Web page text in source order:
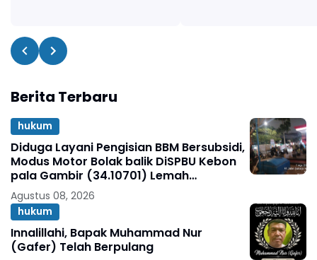
Berita Terbaru
hukum
Diduga Layani Pengisian BBM Bersubsidi,
Modus Motor Bolak balik DiSPBU Kebon
pala Gambir (34.10701) Lemah
Pengawasan.
Agustus 08, 2026
hukum
Innalillahi, Bapak Muhammad Nur
(Gafer) Telah Berpulang